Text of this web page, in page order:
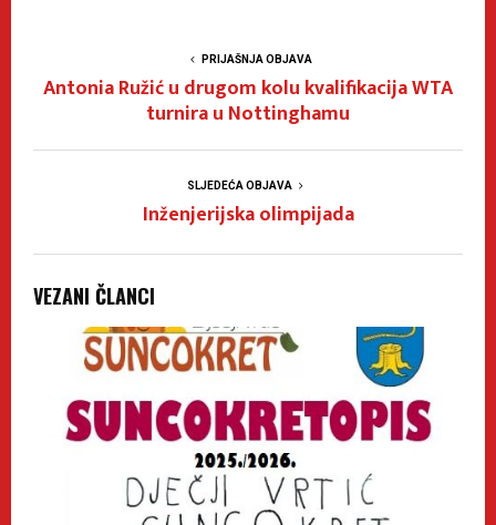
PRIJAŠNJA OBJAVA
Antonia Ružić u drugom kolu kvalifikacija WTA
turnira u Nottinghamu
SLJEDEĆA OBJAVA
Inženjerijska olimpijada
VEZANI ČLANCI